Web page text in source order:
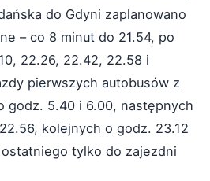
do Gdyni zaplanowano
– co 8 minut do 21.54, po
22.26, 22.42, 22.58 i
pierwszych autobusów z
godz. 5.40 i 6.00, następnych
kolejnych o godz. 23.12
tylko do zajezdni